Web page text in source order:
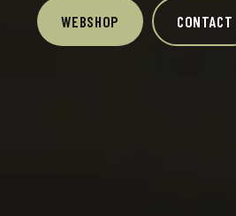
WEBSHOP CONTACT